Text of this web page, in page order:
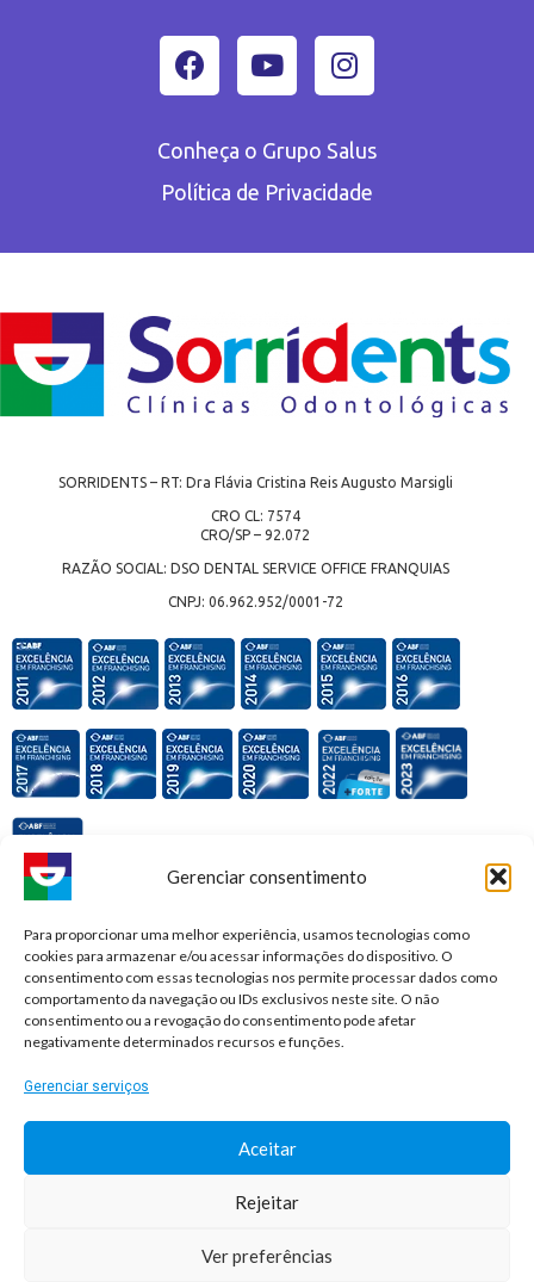
Gerenciar consentimento
Para proporcionar uma melhor experiência, usamos tecnologias como
cookies para armazenar e/ou acessar informações do dispositivo. O
consentimento com essas tecnologias nos permite processar dados como
comportamento da navegação ou IDs exclusivos neste site. O não
consentimento ou a revogação do consentimento pode afetar
negativamente determinados recursos e funções.
Gerenciar serviços
Aceitar
Rejeitar
Ver preferências
Conheça o Grupo Salus
Política de Privacidade
SORRIDENTS – RT: Dra Flávia Cristina Reis Augusto Marsigli
CRO CL: 7574
CRO/SP – 92.072
RAZÃO SOCIAL: DSO DENTAL SERVICE OFFICE FRANQUIAS
CNPJ: 06.962.952/0001-72
Premiações e honrarias: